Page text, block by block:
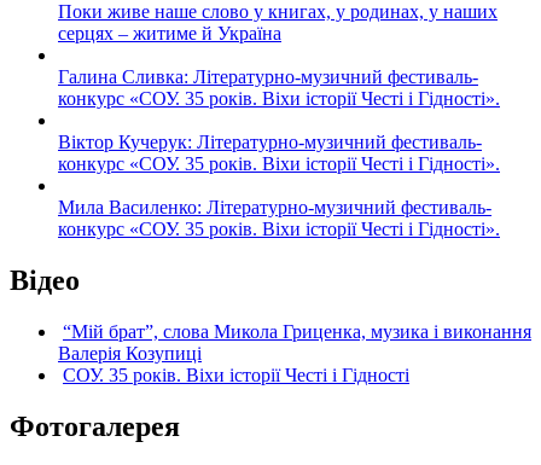
Поки живе наше слово у книгах, у родинах, у наших
серцях – житиме й Україна
Галина Сливка: Літературно-музичний фестиваль-
конкурс «СОУ. 35 років. Віхи історії Честі і Гідності».
Віктор Кучерук: Літературно-музичний фестиваль-
конкурс «СОУ. 35 років. Віхи історії Честі і Гідності».
Мила Василенко: Літературно-музичний фестиваль-
конкурс «СОУ. 35 років. Віхи історії Честі і Гідності».
Відео
“Мій брат”, слова Микола Гриценка, музика і виконання
Валерія Козупиці
СОУ. 35 років. Віхи історії Честі і Гідності
Фотогалерея